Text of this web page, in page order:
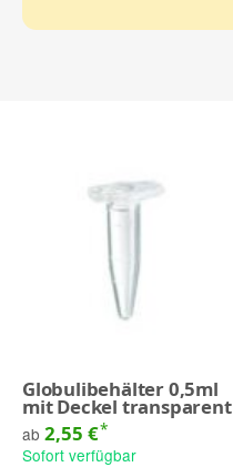
Globulibehälter 0,5ml
mit Deckel transparent
ab 2,55 €*
Sofort verfügbar